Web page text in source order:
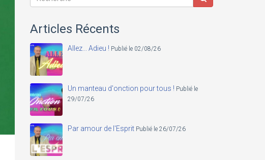
Articles Récents
Allez... Adieu ! Publié le 02/08/26
Un manteau d'onction pour tous ! Publié le
29/07/26
Par amour de l'Esprit Publié le 26/07/26